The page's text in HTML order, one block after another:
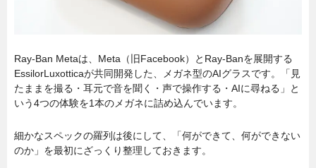
Ray-Ban Metaは、Meta（旧Facebook）とRay-Banを展開する
EssilorLuxotticaが共同開発した、メガネ型のAIグラスです。「見
たままを撮る・耳元で音を聞く・声で操作する・AIに尋ねる」と
いう4つの体験を1本のメガネに詰め込んでいます。
細かなスペックの羅列は後にして、「何ができて、何ができない
のか」を最初にざっくり整理しておきます。